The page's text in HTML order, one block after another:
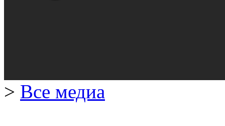
> Все медиа